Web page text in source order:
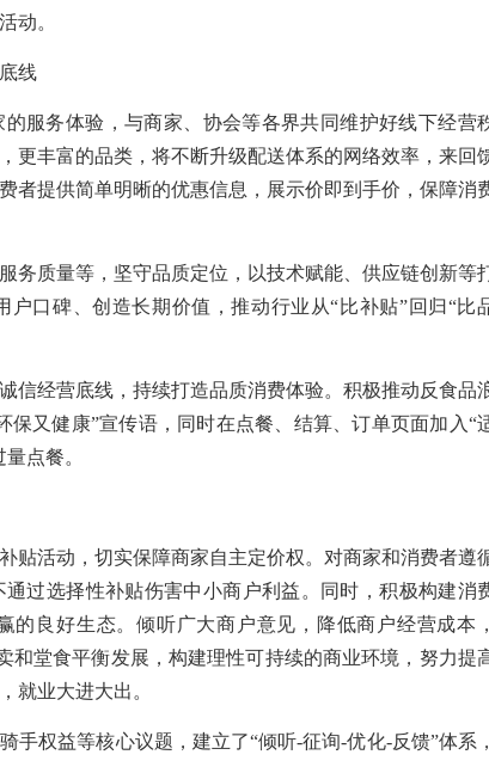
动。
线
服务体验，与商家、协会等各界共同维护好线下经营
更丰富的品类，将不断升级配送体系的网络效率，来回
者提供简单明晰的优惠信息，展示价即到手价，保障消
务质量等，坚守品质定位，以技术赋能、供应链创新等
口碑、创造长期价值，推动行业从“比补贴”回归“比
信经营底线，持续打造品质消费体验。积极推动反食品
保又健康”宣传语，同时在点餐、结算、订单页面加入“
点餐。
贴活动，切实保障商家自主定价权。对商家和消费者遵
过选择性补贴伤害中小商户利益。同时，积极构建消
的良好生态。倾听广大商户意见，降低商户经营成本
和堂食平衡发展，构建理性可持续的商业环境，努力提
就业大进大出。
手权益等核心议题，建立了“倾听-征询-优化-反馈”体系